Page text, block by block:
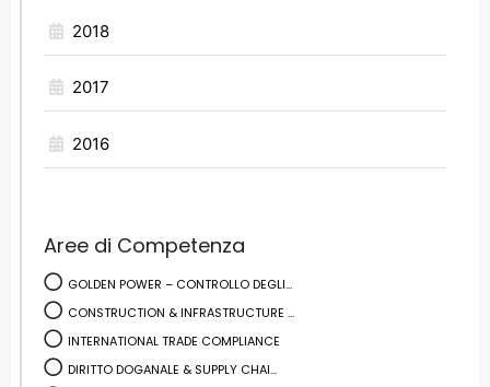
2018
2017
2016
Aree di Competenza
GOLDEN POWER – CONTROLLO DEGLI...
CONSTRUCTION & INFRASTRUCTURE ...
INTERNATIONAL TRADE COMPLIANCE
DIRITTO DOGANALE & SUPPLY CHAI...